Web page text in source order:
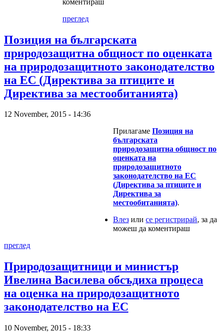
преглед
Позиция на българската
природозащитна общност по оценката
на природозащитното законодателство
на ЕС (Директива за птиците и
Директива за местообитанията)
12 November, 2015 - 14:36
Прилагаме Позиция на
българската
природозащитна общност по
оценката на
природозащитното
законодателство на ЕС
(Директива за птиците и
Директива за
местообитанията).
Влез или се регистрирай, за да
можеш да коментираш
преглед
Природозащитници и министър
Ивелина Василева обсъдиха процеса
на оценка на природозащитното
законодателство на ЕС
10 November, 2015 - 18:33